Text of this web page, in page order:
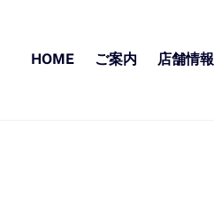
HOME ご案内 店舗情報